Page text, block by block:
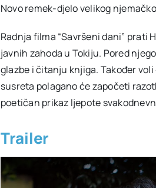
Novo remek-djelo velikog
Radnja filma “Savršeni dani”
javnih zahoda u Tokiju. Pored
glazbe i čitanju knjiga. Također
susreta polagano će započeti
poetičan prikaz ljepote
Trailer